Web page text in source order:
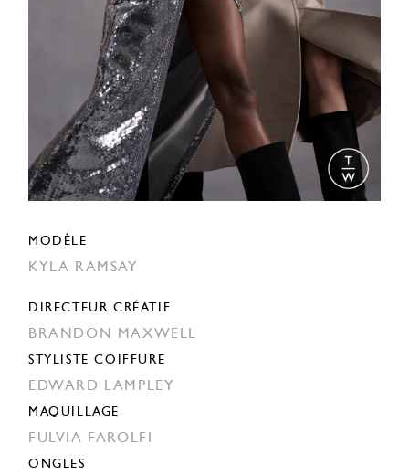
MODÈLE
KYLA RAMSAY
DIRECTEUR CRÉATIF
BRANDON MAXWELL
STYLISTE COIFFURE
EDWARD LAMPLEY
MAQUILLAGE
FULVIA FAROLFI
ONGLES